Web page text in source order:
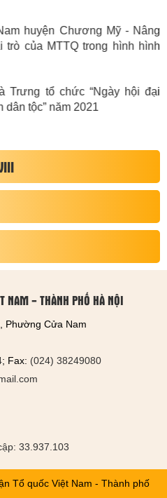
huyện Chương Mỹ - Nâng
trò của MTTQ trong hình hình
Trưng tổ chức “Ngày hội đại
dân tộc” năm 2021
NAM - THÀNH PHỐ HÀ NỘI
Phường Cửa Nam
; Fax: (024) 38249080
33.937.103
Tổ quốc Việt Nam - Thành phố